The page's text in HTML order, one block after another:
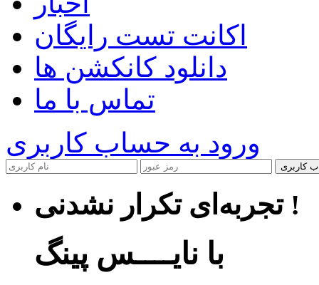
اکانت تست رایگان
دانلود کانکشن ها
تماس با ما
ورود به حساب کاربری
کاربری
تجربه‌ای تکرار نشدنی !
با نایــــس پینگ